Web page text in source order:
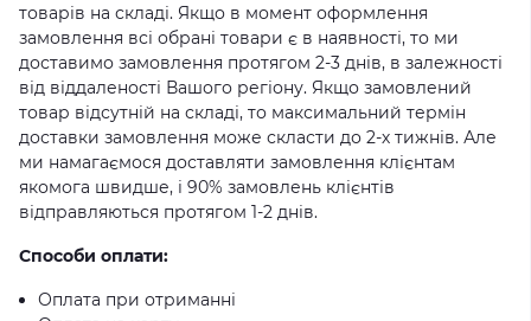
товарів на складі. Якщо в момент оформлення
замовлення всі обрані товари є в наявності, то ми
доставимо замовлення протягом 2-3 днів, в залежності
від віддаленості Вашого регіону. Якщо замовлений
товар відсутній на складі, то максимальний термін
доставки замовлення може скласти до 2-х тижнів. Але
ми намагаємося доставляти замовлення клієнтам
якомога швидше, і 90% замовлень клієнтів
відправляються протягом 1-2 днів.
Способи оплати:
Оплата при отриманні